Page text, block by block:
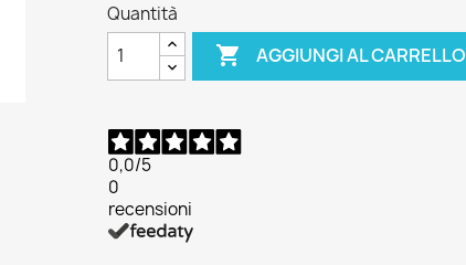
Quantità
 AGGIUNGI AL CARRELLO
0,0/5
0
recensioni